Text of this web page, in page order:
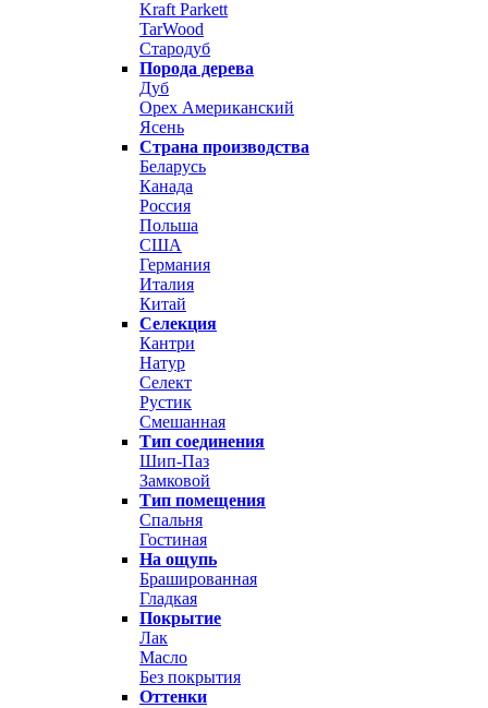
Kraft Parkett
TarWood
Стародуб
Порода дерева
Дуб
Орех Американский
Ясень
Страна производства
Беларусь
Канада
Россия
Польша
США
Германия
Италия
Китай
Селекция
Кантри
Натур
Селект
Рустик
Смешанная
Тип соединения
Шип-Паз
Замковой
Тип помещения
Спальня
Гостиная
На ощупь
Брашированная
Гладкая
Покрытие
Лак
Масло
Без покрытия
Оттенки